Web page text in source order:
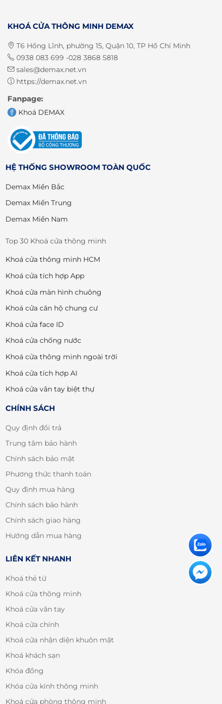
KHOÁ CỬA THÔNG MINH DEMAX
T6 Hồng Lĩnh, phường 15, Quận 10, TP Hồ Chí Minh
0938 083 699 -028 3868 5818
sales@demax.net.vn
https://demax.net.vn
Fanpage:
Khoá DEMAX
HỆ THỐNG SHOWROOM TOÀN QUỐC
Demax Miền Bắc
Demax Miền Trung
Demax Miền Nam
Top 30 Khoá cửa thông minh
Khoá cửa thông minh HCM
Khoá cửa tích hợp App
Khoá cửa màn hình chuông
Khoá cửa căn hộ chung cư
Khoá cửa face ID
Khoá cửa chống nước
Khoá cửa thông minh ngoài trời
Khoá cửa tích hợp AI
Khoá cửa vân tay biệt thự
CHÍNH SÁCH
Quy định đổi trả
Trung tâm bảo hành
Chính sách bảo mật
Phương thức thanh toán
Quy định mua hàng
Chính sách bảo hành
Chính sách giao hàng
Hướng dẫn mua hàng
LIÊN KẾT NHANH
Khoá thẻ từ
Khoá cửa thông minh
Khoá cửa vân tay
Khoá cửa chính
Khoá cửa nhận diện khuôn mặt
Khoá khách sạn
Khóa đồng
Khóa cửa kính thông minh
Khoá cửa phòng thông minh